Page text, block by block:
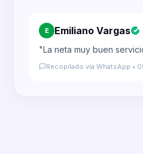
E Emiliano Vargas
"La neta muy buen
Recopilado vía WhatsApp •